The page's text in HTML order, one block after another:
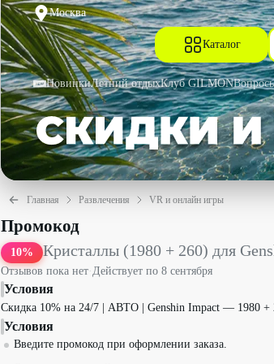
Москва
Каталог
НовинкиЛетний отдыхКлуб GILMON
Главная Развлечения VR и онлайн игры
Кристаллы (1980 + 260) для Genshin Impact в
Промокод
10% Кристаллы (1980 + 260) для
Отзывов пока нет·Действует по 8 сентября
Условия
Скидка 10% на 24/7 | АВТО | Genshin Impact — 1980 +
Условия
Введите промокод при оформлении заказа.